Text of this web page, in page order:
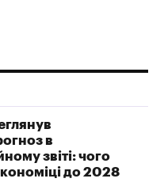
в
звіті: чого
до 2028